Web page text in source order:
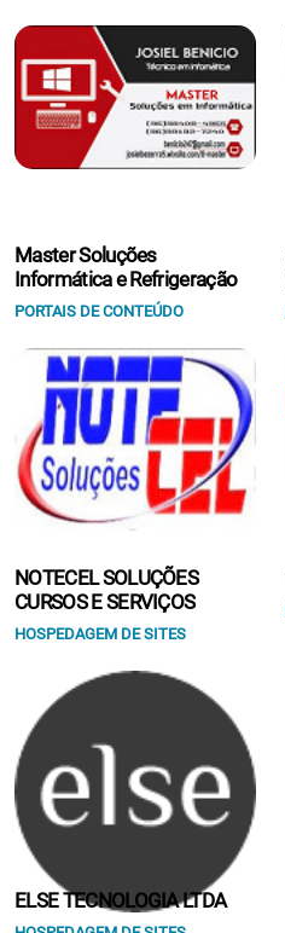
Master Soluções
Informática e Refrigeração
PORTAIS DE CONTEÚDO
NOTECEL SOLUÇÕES
CURSOS E SERVIÇOS
HOSPEDAGEM DE SITES
ELSE TECNOLOGIA LTDA